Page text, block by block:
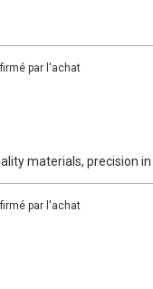
par l'achat
materials, precision in
par l'achat